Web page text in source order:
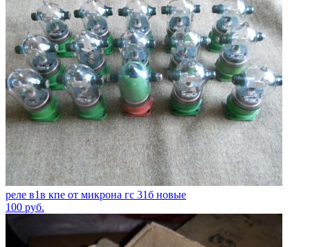
реле в1в кпе от микрона гс 31б новые
100 руб.